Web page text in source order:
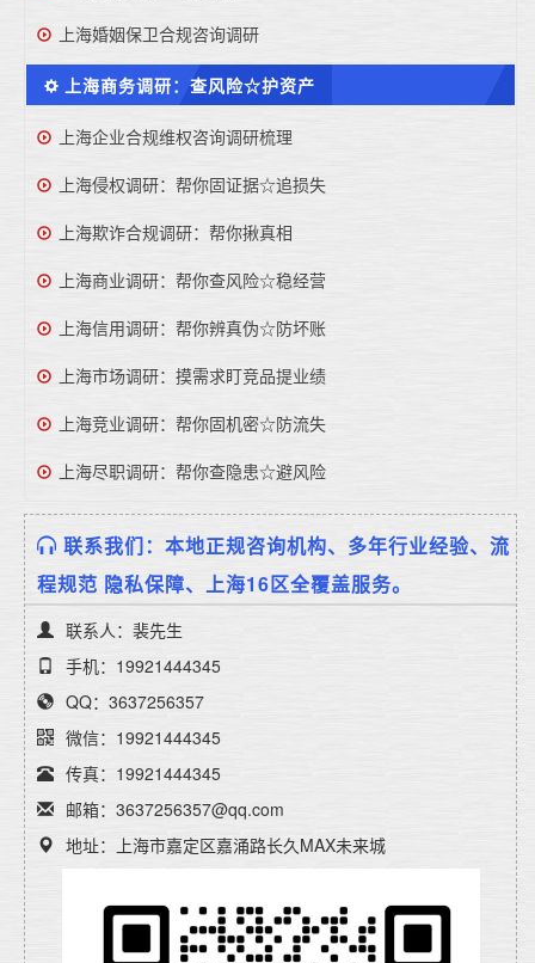
上海婚姻保卫合规咨询调研
上海商务调研：查风险☆护资产
上海企业合规维权咨询调研梳理
上海侵权调研：帮你固证据☆追损失
上海欺诈合规调研：帮你揪真相
上海商业调研：帮你查风险☆稳经营
上海信用调研：帮你辨真伪☆防坏账
上海市场调研：摸需求盯竞品提业绩
上海竞业调研：帮你固机密☆防流失
上海尽职调研：帮你查隐患☆避风险
联系我们：本地正规咨询机构、多年行业经验、流
程规范 隐私保障、上海16区全覆盖服务。
联系人：裴先生
手机：19921444345
QQ：3637256357
微信：19921444345
传真：19921444345
邮箱：3637256357@qq.com
地址：上海市嘉定区嘉涌路长久MAX未来城